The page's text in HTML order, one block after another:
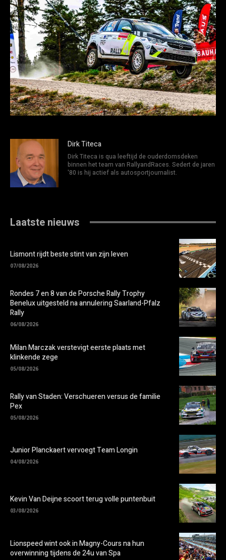
Dirk Titeca
Dirk Titeca is qua leeftijd de ouderdomsdeken
binnen het team van RallyandRaces. Sedert de jaren
'80 is hij actief als autosportjournalist.
Laatste nieuws
Lismont rijdt beste stint van zijn leven
07/08/2026
Rondes 7 en 8 van de Porsche Rally Trophy
Benelux uitgesteld na annulering Saarland-Pfalz
Rally
06/08/2026
Milan Marczak verstevigt eerste plaats met
klinkende zege
05/08/2026
Rally van Staden: Verschueren versus de familie
Pex
05/08/2026
Junior Planckaert vervoegt Team Longin
04/08/2026
Kevin Van Deijne scoort terug volle puntenbuit
03/08/2026
Lionspeed wint ook in Magny-Cours na hun
overwinning tijdens de 24u van Spa